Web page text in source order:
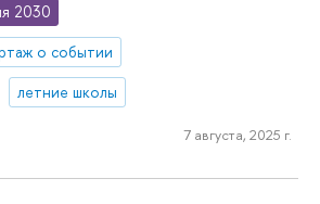
2030
о событии
летние школы
7 августа, 2025 г.